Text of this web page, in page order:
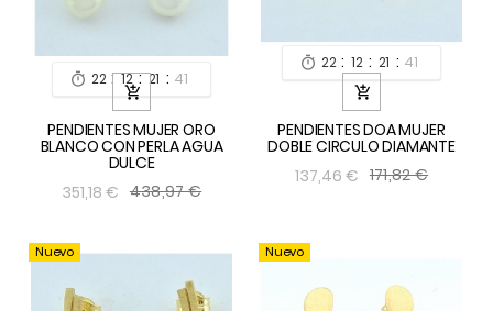
 22 : 12 : 21 : 40

PENDIENTES MUJER ORO
BLANCO CON PERLA AGUA
DULCE
351,18 € 438,97 €
 22 : 12 : 21 : 40

PENDIENTES DOA MUJER
DOBLE CIRCULO DIAMANTE
137,46 € 171,82 €
Nuevo Nuevo